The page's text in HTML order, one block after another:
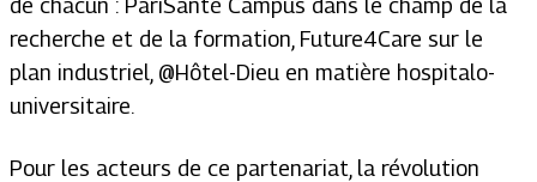
de chacun : PariSanté Campus dans le champ de la
recherche et de la formation, Future4Care sur le
plan industriel, @Hôtel-Dieu en matière hospitalo-
universitaire.
Pour les acteurs de ce partenariat, la révolution